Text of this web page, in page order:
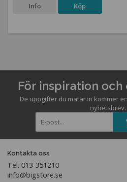
Info Köp
För inspiration
De uppgifter du matar in kommer
nyhetsbrev.
Kontakta oss
Tel. 013-351210
info@bigstore.se